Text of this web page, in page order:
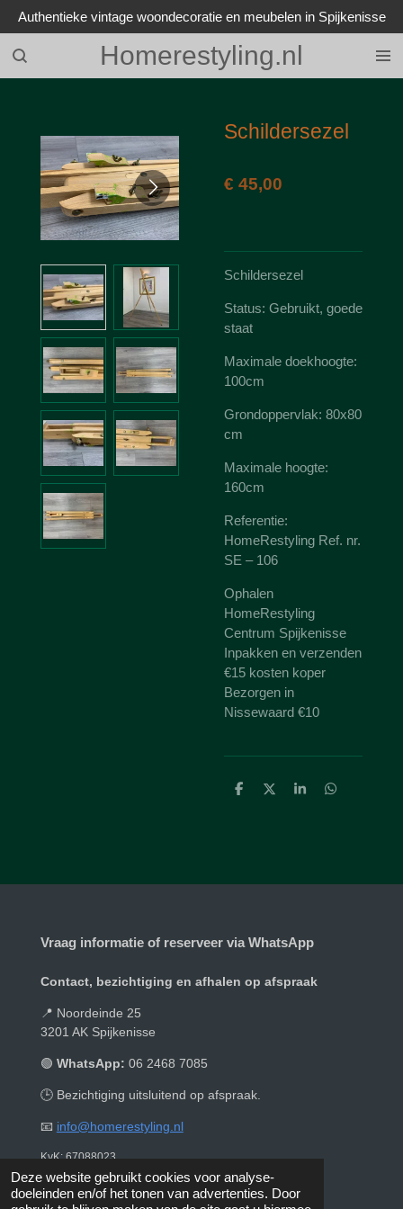
Deze website gebruikt cookies voor analyse-
doeleinden en/of het tonen van advertenties. Door
Ga
direct
naar
de
Homerestyling.nl
Authentieke vintage woondecoratie en meubelen in Spijkenisse
Schildersezel
€ 45,00
Schildersezel
Status: Gebruikt, goede
staat
Maximale doekhoogte:
100cm
Grondoppervlak: 80x80
cm
Maximale hoogte:
160cm
Referentie:
HomeRestyling Ref. nr.
SE – 106
Ophalen
HomeRestyling
Centrum Spijkenisse
Inpakken en verzenden
€15 kosten koper
Bezorgen in
Nissewaard €10
D
D
S
D
Vraag informatie of reserveer via WhatsApp
Contact, bezichtiging en afhalen op afspraak
📍 Noordeinde 25
3201 AK Spijkenisse
🟢 WhatsApp: 06 2468 7085
🕒 Bezichtiging uitsluitend op afspraak.
📧 info@homerestyling.nl
KvK: 67088023
© 2019 - 2026 Homerestyling